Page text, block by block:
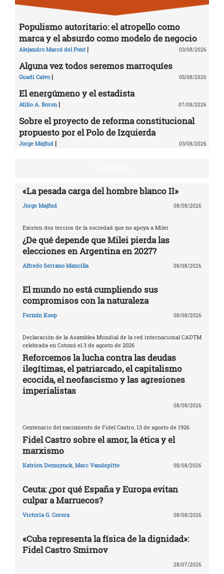
Populismo autoritario: el atropello como
marca y el absurdo como modelo de negocio
Alejandro Marcó del Pont | 03/08/2026
Alguna vez todos seremos marroquíes
Guadi Calvo | 05/08/2026
El energúmeno y el estadista
Atilio A. Boron | 07/08/2026
Sobre el proyecto de reforma constitucional
propuesto por el Polo de Izquierda
Jorge Majfud | 03/08/2026
«La pesada carga del hombre blanco II»
Jorge Majfud 08/08/2026
Existen dos tercios de la sociedad que no apoya a Milei
¿De qué depende que Milei pierda las
elecciones en Argentina en 2027?
Alfredo Serrano Mancilla 08/08/2026
El mundo no está cumpliendo sus
compromisos con la naturaleza
Fermín Koop 08/08/2026
Declaración de la Asamblea Mundial de la red internacional CADTM
celebrada en Cotonú el 3 de agosto de 2026
Reforcemos la lucha contra las deudas
ilegítimas, el patriarcado, el capitalismo
ecocida, el neofascismo y las agresiones
imperialistas
08/08/2026
Centenario del nacimiento de Fidel Castro, 13 de agosto de 1926
Fidel Castro sobre el amor, la ética y el
marxismo
Katrien Demuynck, Marc Vandepitte 08/08/2026
Ceuta: ¿por qué España y Europa evitan
culpar a Marruecos?
Victoria G. Corera 08/08/2026
«Cuba representa la física de la dignidad»:
Fidel Castro Smirnov
28/07/2026